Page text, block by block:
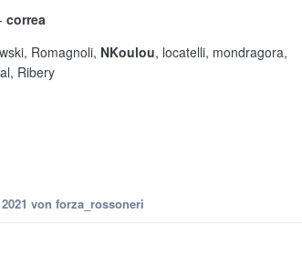
correa
Romagnoli, NKoulou, locatelli, mondragora,
Ribery
von forza_rossoneri